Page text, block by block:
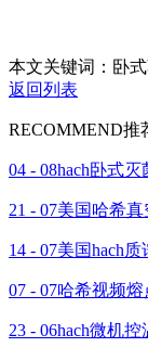
本文关键词：卧
返回列表
RECOMMEND推
04 - 08hach卧式
21 - 07美国哈希
14 - 07美国hach
07 - 07哈希视频
23 - 06hach微机